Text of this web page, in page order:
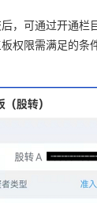
，可通过开通栏
权限需满足的条